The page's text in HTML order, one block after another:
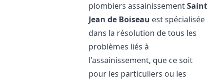
plombiers assainissementSaint
Jean de Boiseau est spécialisée
dans la résolution de tous les
problèmes liés à
l'assainissement, que ce soit
pour les particuliers ou les